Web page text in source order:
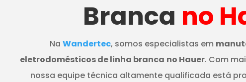
Branca no
Na Wandertec, somos especialistas em
eletrodomésticos de linha branca no Hauer. Com
nossa equipe técnica altamente qualificada está